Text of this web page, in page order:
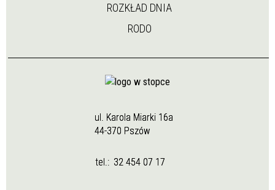
ROZKŁAD DNIA
RODO
ul. Karola Miarki 16a
44-370 Pszów
tel.: 32 454 07 17